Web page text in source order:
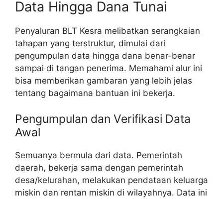
Data Hingga Dana Tunai
Penyaluran BLT Kesra melibatkan serangkaian
tahapan yang terstruktur, dimulai dari
pengumpulan data hingga dana benar-benar
sampai di tangan penerima. Memahami alur ini
bisa memberikan gambaran yang lebih jelas
tentang bagaimana bantuan ini bekerja.
Pengumpulan dan Verifikasi Data
Awal
Semuanya bermula dari data. Pemerintah
daerah, bekerja sama dengan pemerintah
desa/kelurahan, melakukan pendataan keluarga
miskin dan rentan miskin di wilayahnya. Data ini